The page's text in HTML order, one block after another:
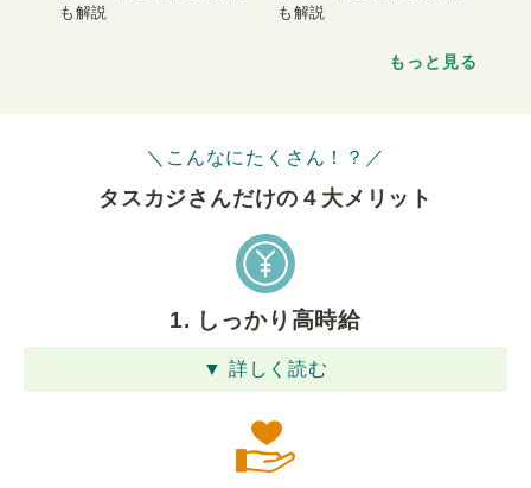
も解説
も解説
もっと見る
＼こんなにたくさん！？／
タスカジさんだけの４⼤メリット
1. しっかり高時給
▼ 詳しく読む